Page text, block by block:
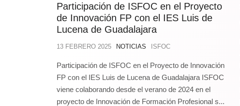
Participación de ISFOC en el Proyecto
de Innovación FP con el IES Luis de
Lucena de Guadalajara
13 FEBRERO 2025 NOTICIAS ISFOC
Participación de ISFOC en el Proyecto de Innovación
FP con el IES Luis de Lucena de Guadalajara ISFOC
viene colaborando desde el verano de 2024 en el
proyecto de Innovación de Formación Profesional s...